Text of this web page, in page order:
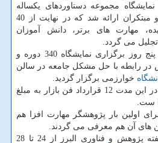
مجموعه دستاوردهای یكساله
پژوهشگران، ایده پردازان و مبتكران ارائه شد كه در نهایت از 40
مهارت های برتر، دانش آموزان
می گردد.
برگزاری نمایشگاه 340 دوره و
و 20 همایش در رابطه با حل مشكل جامعه در سالن
خوارزمی برگزار گردید.
حبیبی اضافه كرد: همینطور در این مدت 12 قرارداد فن بازار به مبلغ
اولین بار پژوهشگر مهارت افزا هم
های آن هم معرفی می گردند.
پنجمین نمایشگاه استانی هفته پژوهش و فناوری البرز از 24 تا 28